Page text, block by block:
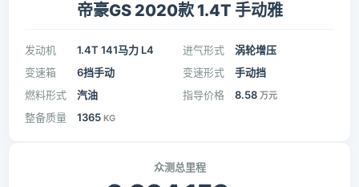
帝豪GS 2020款 1.4T 手动雅
发动机 1.4T 141马力 L4 进气形式
涡轮增压
变速箱
6挡手动 变速形式
手动挡
燃料形式
汽油 指导价格 8.58 万元
整备质量 1365 KG
众测总里程